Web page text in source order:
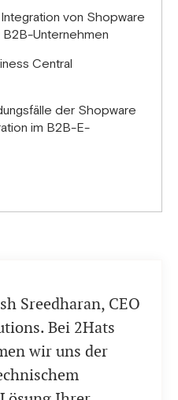
von Shopware
Unternehmen
Central
der Shopware
im B2B-E-
Sreedharan, CEO
Bei 2Hats
wir uns der